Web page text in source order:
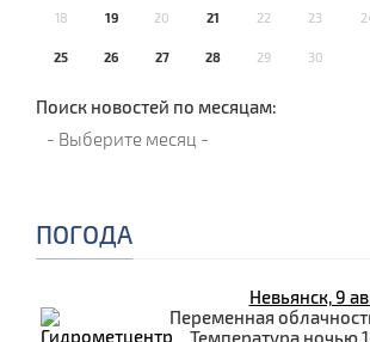
18 19 20 21 22 23
25 26 27 28 29 30
Поиск новостей по месяцам:
ПОГОДА
Невьянск, 9
Переменная
Температура ночью